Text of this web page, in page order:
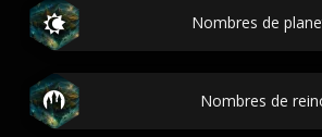
Nombres de
Nombres de